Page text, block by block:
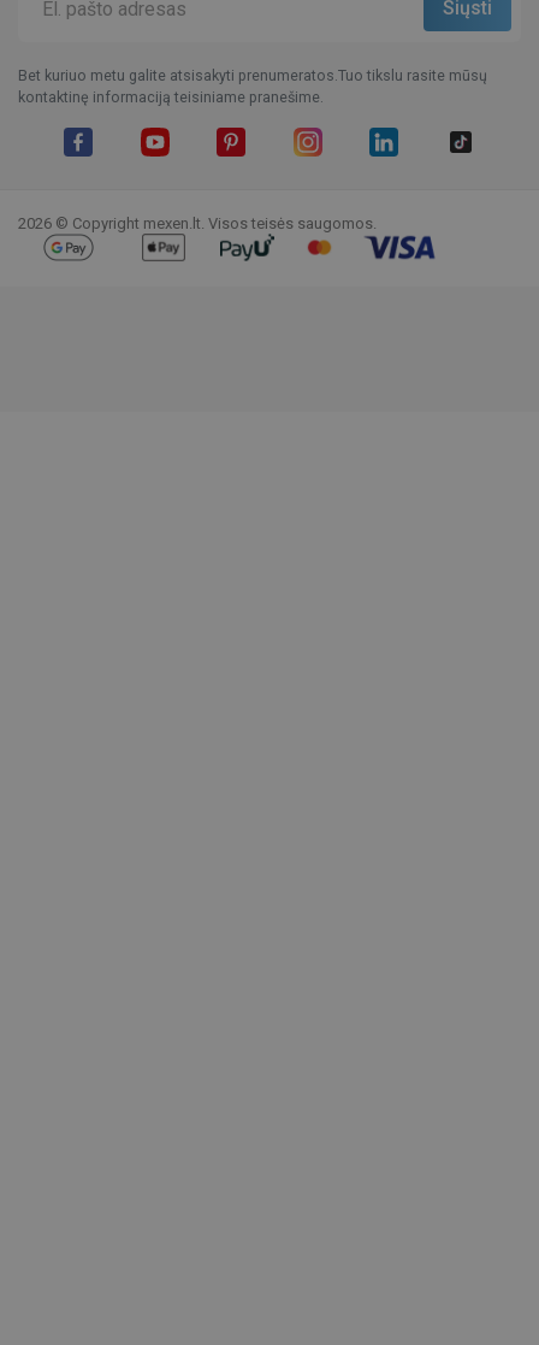
Bet kuriuo metu galite atsisakyti prenumeratos.Tuo tikslu rasite mūsų
kontaktinę informaciją teisiniame pranešime.
2026 © Copyright mexen.lt. Visos teisės saugomos.